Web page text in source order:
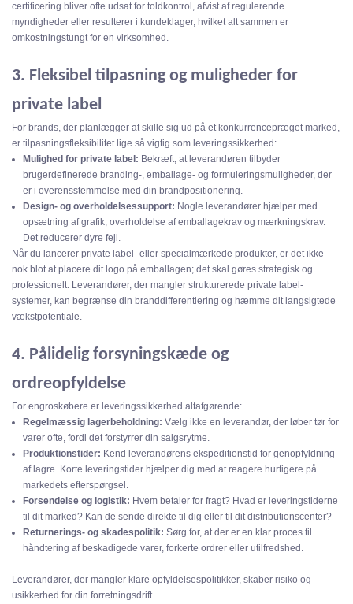
certificering bliver ofte udsat for toldkontrol, afvist af regulerende
myndigheder eller resulterer i kundeklager, hvilket alt sammen er
omkostningstungt for en virksomhed.
3. Fleksibel tilpasning og muligheder for
private label
For brands, der planlægger at skille sig ud på et konkurrencepræget marked,
er tilpasningsfleksibilitet lige så vigtig som leveringssikkerhed:
Mulighed for private label: Bekræft, at leverandøren tilbyder
brugerdefinerede branding-, emballage- og formuleringsmuligheder, der
er i overensstemmelse med din brandpositionering.
Design- og overholdelsessupport: Nogle leverandører hjælper med
opsætning af grafik, overholdelse af emballagekrav og mærkningskrav.
Det reducerer dyre fejl.
Når du lancerer private label- eller specialmærkede produkter, er det ikke
nok blot at placere dit logo på emballagen; det skal gøres strategisk og
professionelt. Leverandører, der mangler strukturerede private label-
systemer, kan begrænse din branddifferentiering og hæmme dit langsigtede
vækstpotentiale.
4. Pålidelig forsyningskæde og
ordreopfyldelse
For engroskøbere er leveringssikkerhed altafgørende:
Regelmæssig lagerbeholdning: Vælg ikke en leverandør, der løber tør for
varer ofte, fordi det forstyrrer din salgsrytme.
Produktionstider: Kend leverandørens ekspeditionstid for genopfyldning
af lagre. Korte leveringstider hjælper dig med at reagere hurtigere på
markedets efterspørgsel.
Forsendelse og logistik: Hvem betaler for fragt? Hvad er leveringstiderne
til dit marked? Kan de sende direkte til dig eller til dit distributionscenter?
Returnerings- og skadespolitik: Sørg for, at der er en klar proces til
håndtering af beskadigede varer, forkerte ordrer eller utilfredshed.
Leverandører, der mangler klare opfyldelsespolitikker, skaber risiko og
usikkerhed for din forretningsdrift.